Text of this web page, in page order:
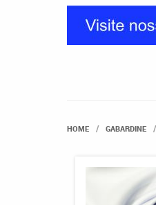
HOME GABARDINE